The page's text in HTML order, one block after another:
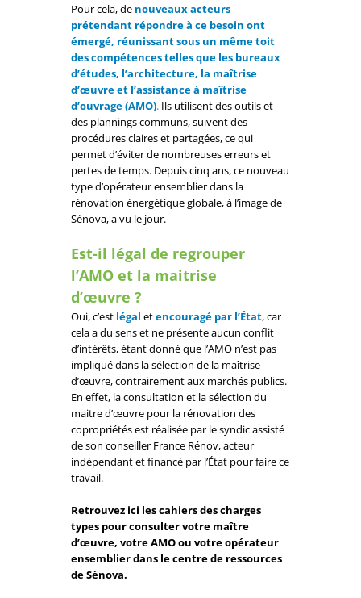
Pour cela, de nouveaux acteurs
prétendant répondre à ce besoin ont
émergé, réunissant sous un même toit
des compétences telles que les bureaux
d’études, l’architecture, la maîtrise
d’œuvre et l’assistance à maîtrise
d’ouvrage (AMO). Ils utilisent des outils et
des plannings communs, suivent des
procédures claires et partagées, ce qui
permet d’éviter de nombreuses erreurs et
pertes de temps. Depuis cinq ans, ce nouveau
type d’opérateur ensemblier dans la
rénovation énergétique globale, à l’image de
Sénova, a vu le jour.
Est-il légal de regrouper
l’AMO et la maitrise
d’œuvre ?
Oui, c’est légal etencouragé par l’État, car
cela a du sens et ne présente aucun conflit
d’intérêts, étant donné que l’AMO n’est pas
impliqué dans la sélection de la maîtrise
d’œuvre, contrairement aux marchés publics.
En effet, la consultation et la sélection du
maitre d’œuvre pour la rénovation des
copropriétés est réalisée par le syndic assisté
de son conseiller France Rénov, acteur
indépendant et financé par l’État pour faire ce
travail.
Retrouvez ici les cahiers des charges
types pour consulter votre maître
d’œuvre, votre AMO ou votre opérateur
ensemblier dans le centre de ressources
de Sénova.